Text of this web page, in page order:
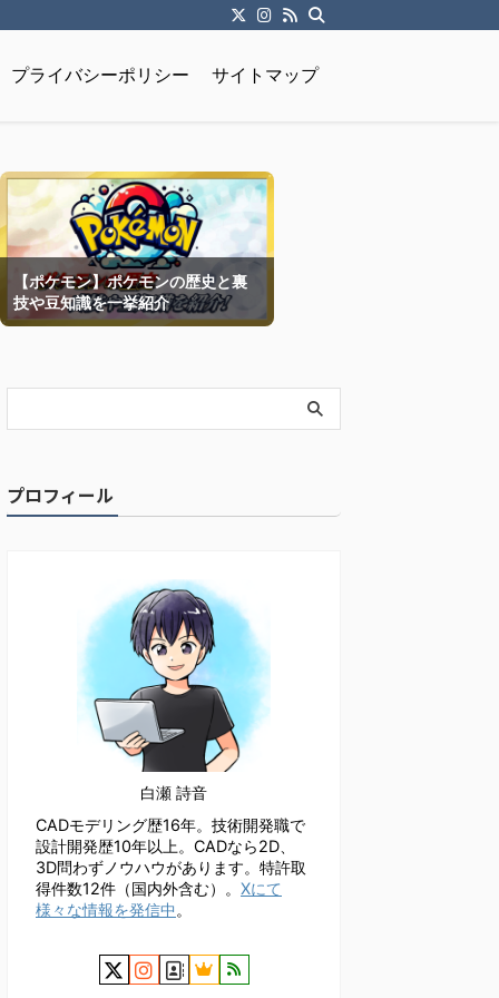
プライバシーポリシー サイトマップ
【ポケモン】ポケモンの歴史と裏
技や豆知識を一挙紹介
プロフィール
白瀬 詩音
CADモデリング歴16年。技術開発職で
設計開発歴10年以上。CADなら2D、
3D問わずノウハウがあります。特許取
得件数12件（国内外含む）。 Xにて
様々な情報を発信中 。